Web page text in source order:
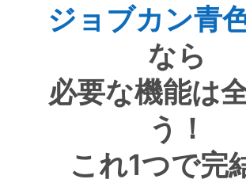
ジョブカン青
なら
必要な機能は
う！
これ1つで完